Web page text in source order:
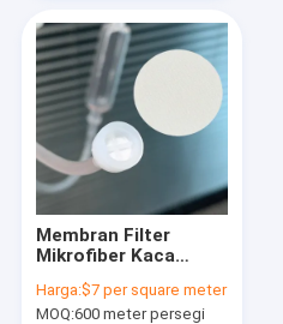
Membran Filter
Mikrofiber Kaca
Filter Serat Kaca
Harga:$7 per square meter
MOQ:600 meter persegi